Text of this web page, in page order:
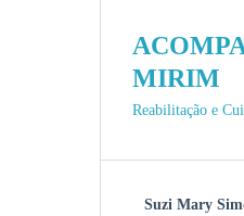
MIRIM
Reabilitação e
Suzi Mary